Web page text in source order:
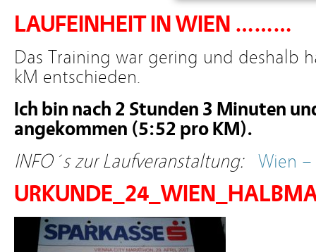
LAUFEINHEIT IN WIEN ………
Das Training war gering und deshalb
kM entschieden.
Ich bin nach 2 Stunden 3 Minuten
angekommen (5:52 pro KM).
INFO´s zur Laufveranstaltung: Wien